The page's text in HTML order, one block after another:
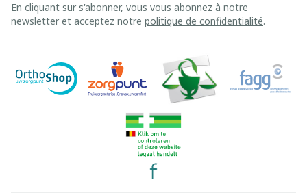
En cliquant sur s'abonner, vous vous abonnez à notre
newsletter et acceptez notre politique de confidentialité.